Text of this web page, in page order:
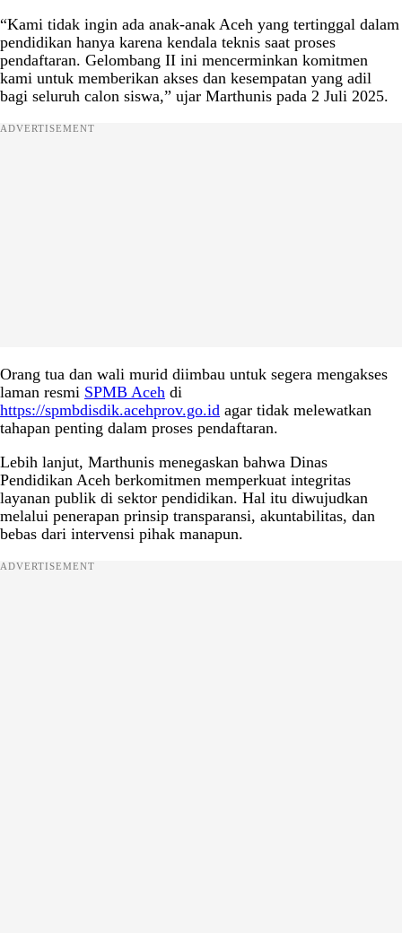
“Kami tidak ingin ada anak-anak Aceh yang tertinggal dalam
pendidikan hanya karena kendala teknis saat proses
pendaftaran. Gelombang II ini mencerminkan komitmen
kami untuk memberikan akses dan kesempatan yang adil
bagi seluruh calon siswa,” ujar Marthunis pada 2 Juli 2025.
ADVERTISEMENT
Orang tua dan wali murid diimbau untuk segera mengakses
laman resmi SPMB Aceh di
https://spmbdisdik.acehprov.go.id agar tidak melewatkan
tahapan penting dalam proses pendaftaran.
Lebih lanjut, Marthunis menegaskan bahwa Dinas
Pendidikan Aceh berkomitmen memperkuat integritas
layanan publik di sektor pendidikan. Hal itu diwujudkan
melalui penerapan prinsip transparansi, akuntabilitas, dan
bebas dari intervensi pihak manapun.
ADVERTISEMENT